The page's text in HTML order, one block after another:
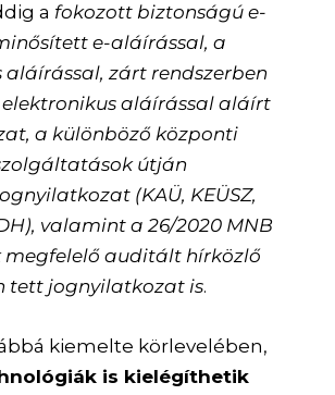
a fokozott biztonságú e-
e-aláírással, a
zárt rendszerben
aláírással aláírt
a különböző központi
útján
(KAÜ, KEÜSZ,
valamint a 26/2020 MNB
megfelelő auditált hírközlő
tett jognyilatkozat is.
kiemelte körlevelében,
is kielégíthetik